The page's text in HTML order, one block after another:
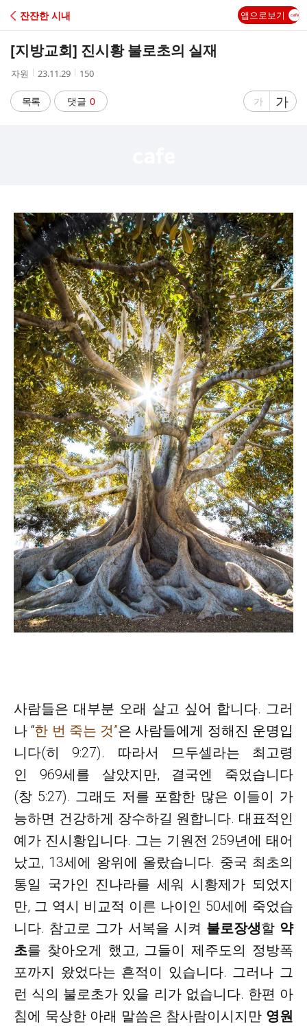
C
A
잔잔한 시내 앱으로보기
[지방교회] 진시황 불로초의 실재
작
자
자원
작
시
간
23.11.29
조
수
150
목록 댓글 0
글
가
글
자
가
사람들은 대부분 오래 살고 싶어 합니다. 그러
나 “한 번 죽는 것”은 사람들에게 정해진 운명입
니다(히 9:27). 따라서 므두셀라는 최고령
인 969세를 살았지만, 결국엔 죽었습니다
(창 5:27). 그래도 저를 포함한 많은 이들이 가
능하면 건강하게 장수하길 원합니다. 대표적인
예가 진시황입니다. 그는 기원전 259년에 태어
났고, 13세에 왕위에 올랐습니다. 중국 최초의
통일 국가인 진나라를 세워 시황제가 되었지
만, 그 역시 비교적 이른 나이인 50세에 죽었습
니다. 참고로 그가 서복을 시켜 불로장생할약
초를 찾아오게 했고, 그들이 제주도의 정방폭
포까지 왔었다는 흔적이 있습니다. 그러나 그
런 식의 불로초가 있을 리가 없습니다. 한편 아
침에 묵상한 아래 말씀은 참사람이시지만 영원